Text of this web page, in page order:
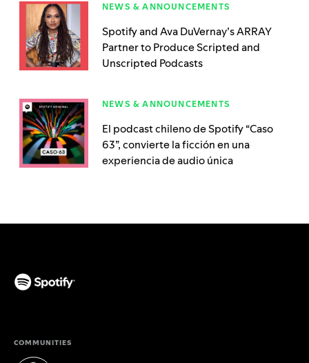
NEWS & ANNOUNCEMENTS
Spotify and Ava DuVernay’s ARRAY
Partner to Produce Scripted and
Unscripted Podcasts
NEWS & ANNOUNCEMENTS
El podcast chileno de Spotify “Caso
63”, convierte la ficción en una
experiencia de audio única
COMMUNITIES